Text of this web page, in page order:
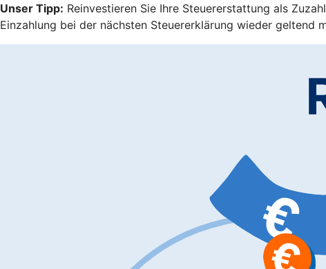
Unser Tipp: Reinvestieren Sie Ihre Steuererstattung als
Einzahlung bei der nächsten Steuererklärung wieder geltend